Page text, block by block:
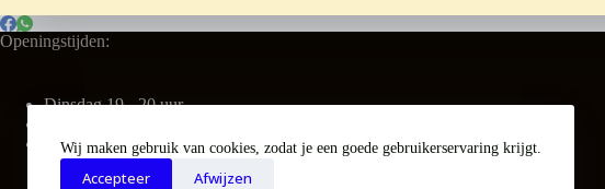
Wij maken gebruik van cookies, zodat je een goede gebruikerservaring krijgt.
Accepteer Afwijzen
Openingstijden:
Dinsdag 19 - 20 uur
Zaterdag 9.30 - 11 uur